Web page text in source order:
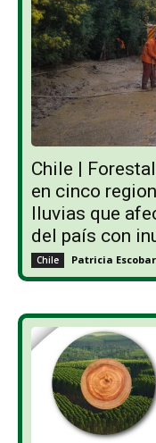
Chile |
en cinco
lluvias que
del país con
Chile Patricia Escobar